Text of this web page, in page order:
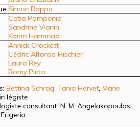
Simon Rappo
Catia Pomponio
Sandrine Vianin
Karim Hammad
Annick Crockett
Cédric Alfonso Hischier
Laura Rey
Romy Pinto
Bettina Schrag, Tania Hervet, Marie
légiste
consultant: N. M. Angelakopoulos,